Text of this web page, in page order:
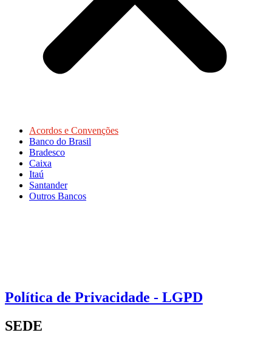
Acordos e Convenções
Banco do Brasil
Bradesco
Caixa
Itaú
Santander
Outros Bancos
Política de Privacidade - LGPD
SEDE